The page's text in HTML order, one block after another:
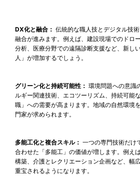
DX化と融合： 伝統的な職人技とデジタル技
融合が進みます。例えば、建設現場でのドロ
分析、医療分野での遠隔診断支援など、新し
人」が増加するでしょう。
グリーン化と持続可能性： 環境問題への意識
ルギー関連技術、エコツーリズム、持続可能
職」への需要が高まります。地域の自然環境
門家が求められます。
多能工化と複合スキル： 一つの専門技術だけ
合わせた「多能工」の価値が増します。例え
構築、介護とレクリエーション企画など、幅
重宝されるようになります。